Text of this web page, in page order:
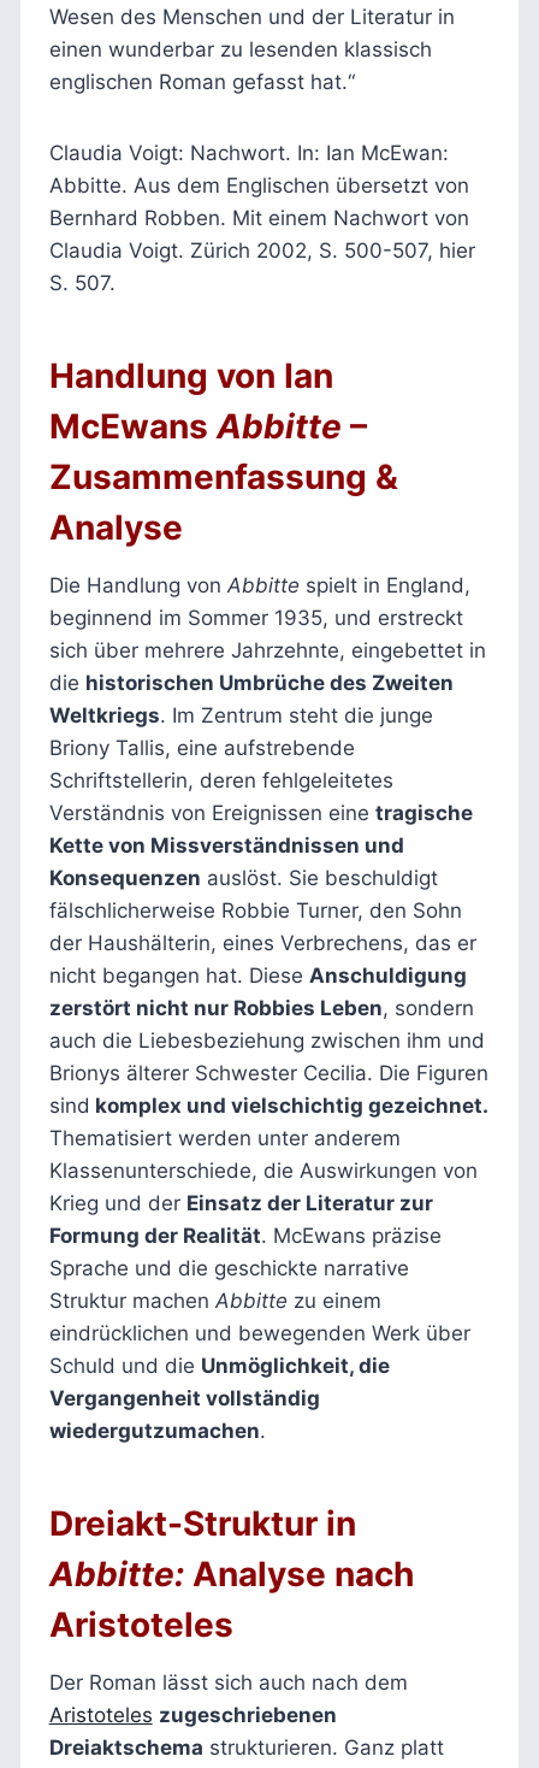
Wesen des Menschen und der Literatur in
einen wunderbar zu lesenden klassisch
englischen Roman gefasst hat.“
Claudia Voigt: Nachwort. In: Ian McEwan:
Abbitte. Aus dem Englischen übersetzt von
Bernhard Robben. Mit einem Nachwort von
Claudia Voigt. Zürich 2002, S. 500-507, hier
S. 507.
Handlung von Ian
McEwans Abbitte –
Zusammenfassung &
Analyse
Die Handlung von Abbitte spielt in England,
beginnend im Sommer 1935, und erstreckt
sich über mehrere Jahrzehnte, eingebettet in
die historischen Umbrüche des Zweiten
Weltkriegs. Im Zentrum steht die junge
Briony Tallis, eine aufstrebende
Schriftstellerin, deren fehlgeleitetes
Verständnis von Ereignissen eine tragische
Kette von Missverständnissen und
Konsequenzen auslöst. Sie beschuldigt
fälschlicherweise Robbie Turner, den Sohn
der Haushälterin, eines Verbrechens, das er
nicht begangen hat. Diese Anschuldigung
zerstört nicht nur Robbies Leben, sondern
auch die Liebesbeziehung zwischen ihm und
Brionys älterer Schwester Cecilia. Die Figuren
sind komplex und vielschichtig gezeichnet.
Thematisiert werden unter anderem
Klassenunterschiede, die Auswirkungen von
Krieg und der Einsatz der Literatur zur
Formung der Realität. McEwans präzise
Sprache und die geschickte narrative
Struktur machen Abbitte zu einem
eindrücklichen und bewegenden Werk über
Schuld und die Unmöglichkeit, die
Vergangenheit vollständig
wiedergutzumachen.
Dreiakt-Struktur in
Abbitte:Analyse nach
Aristoteles
Der Roman lässt sich auch nach dem
Aristoteles zugeschriebenen
Dreiaktschema strukturieren. Ganz platt